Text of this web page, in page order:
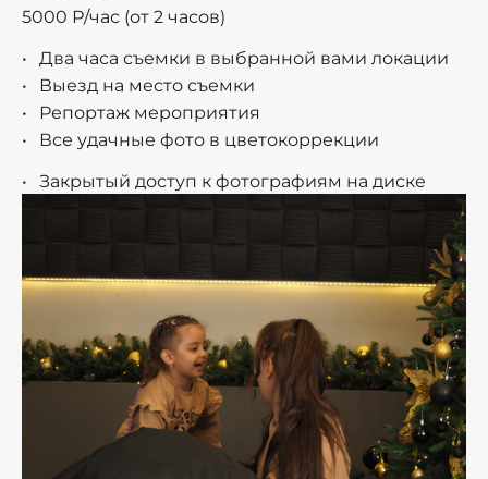
5000 Р/час (от 2 часов)
Два часа съемки в выбранной вами локации
Выезд на место съемки
Репортаж мероприятия
Все удачные фото в цветокоррекции
Закрытый доступ к фотографиям на диске